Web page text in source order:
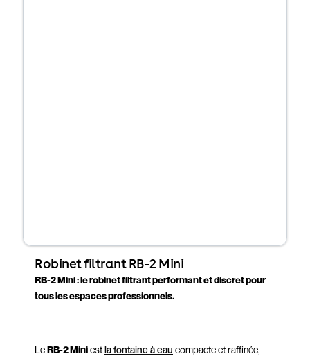
Robinet filtrant RB-2 Mini
RB-2 Mini : le robinet filtrant performant et discret pour
tous les espaces professionnels.
LeRB-2 Miniestla fontaine à eau compacte et raffinée,